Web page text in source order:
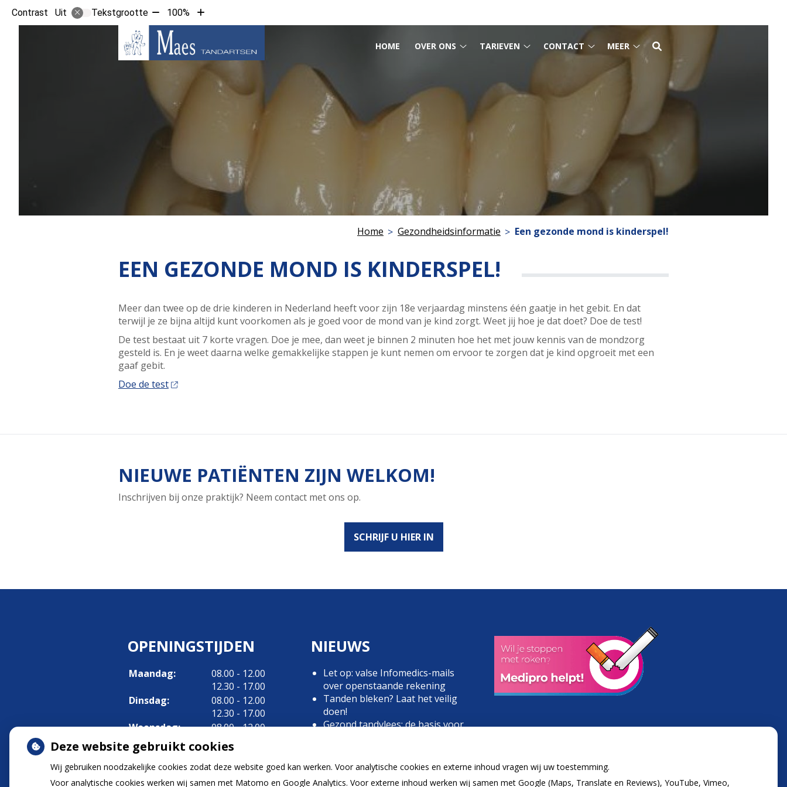
Contrast Uit Tekstgrootte Tekst
verkleinen
met
10%
100%
Tekst
vergroten
10%
HOOFDMENUHOME OVER ONS
submenu
TARIEVEN CONTACT
Contact
submenu
MEER
Meer
submenu
Home Gezondheidsinformatie Een gezonde mond is kinderspel!
EEN GEZONDE MOND IS KINDERSPEL!
Meer dan twee op de drie kinderen in Nederland heeft voor zijn 18e verjaardag minstens één gaatje in het gebit. En dat
terwijl je ze bijna altijd kunt voorkomen als je goed voor de mond van je kind zorgt. Weet jij hoe je dat doet? Doe de test!
De test bestaat uit 7 korte vragen. Doe je mee, dan weet je binnen 2 minuten hoe het met jouw kennis van de mondzorg
gesteld is. En je weet daarna welke gemakkelijke stappen je kunt nemen om ervoor te zorgen dat je kind opgroeit met een
gaaf gebit.
Doe de test
NIEUWE PATIËNTEN ZIJN WELKOM!
Inschrijven bij onze praktijk? Neem contact met ons op.
SCHRIJF U HIER IN
OPENINGSTIJDEN
Maandag: 08.00 tot
- 12.00
12.30 tot
- 17.00
Dinsdag:
08.00 tot
- 12.00
12.30 tot
- 17.00
Woensdag:
08.00tot
- 12.00
12.30
Donderdag:
08.00
12.30tot
- 17.00
Vrijdag:
08.00 - 12.00
NIEUWS
Let op: valse Infomedics-mails
over openstaande rekening
Tanden bleken? Laat het veilig
doen!
Gezond tandvlees: de basis voor
buitenland? Wees op je hoede!
(Mond)zorgkosten gemaakt in
Deze website gebruikt cookies
Wij gebruiken noodzakelijke cookies zodat deze website goed kan werken. Voor analytische cookies en externe inhoud vragen wij uw toestemming.
Voor analytische cookies werken wij samen met Matomo en Google Analytics. Voor externe inhoud werken wij samen met Google (Maps, Translate en Reviews), YouTube, Vimeo,